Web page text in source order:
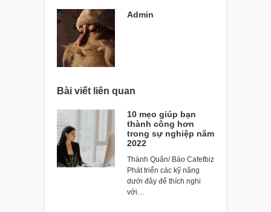
Admin
Bài viết liên quan
10 mẹo giúp bạn
thành công hơn
trong sự nghiệp năm
2022
Thành Quân/ Báo Cafefbiz
Phát triển các kỹ năng
dưới đây để thích nghi
với…